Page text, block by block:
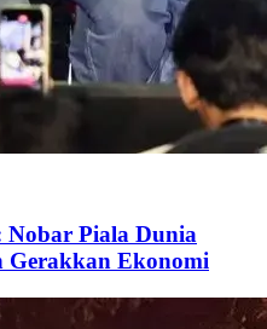
Piala Dunia
Gerakkan Ekonomi